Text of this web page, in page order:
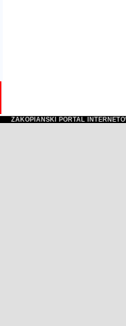
ZAKOPIAŃSKI PORTAL